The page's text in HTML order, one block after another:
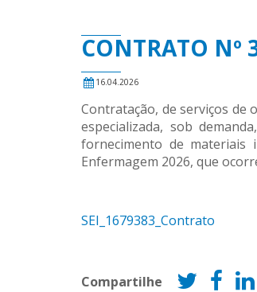
CONTRATO Nº
16.04.2026
Contratação, de serviços de
especializada, sob
fornecimento de materiais
Enfermagem 2026, que
SEI_1679383_Contrato
Compartilhe